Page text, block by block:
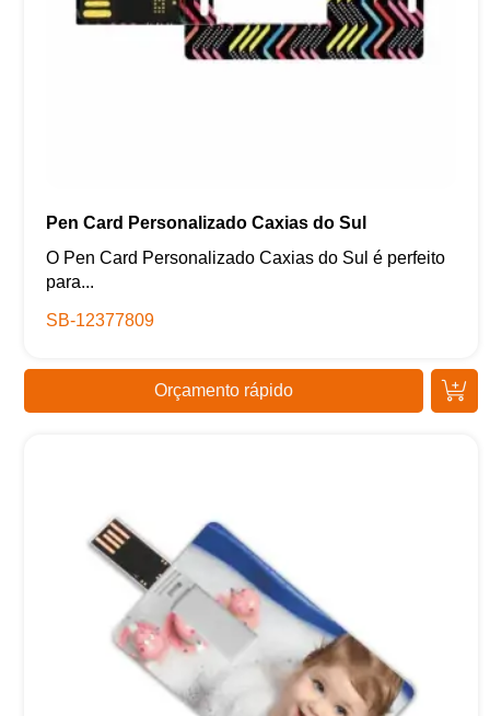
Pen Card Personalizado Caxias do Sul
O Pen Card Personalizado Caxias do Sul é perfeito
para...
SB-12377809
Orçamento rápido